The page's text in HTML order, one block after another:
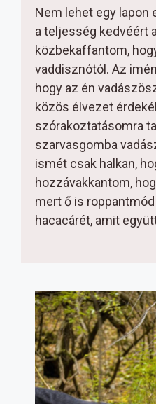
Nem lehet egy lapon
a teljesség kedvéért
közbekaffantom,
vaddisznótól. Az
hogy az én
közös élvezet
szórakoztatásomra
szarvasgomba
ismét csak halkan,
hozzávakkantom,
mert ő is
hacacárét, amit